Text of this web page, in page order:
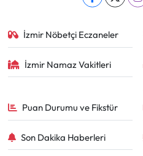
İzmir Nöbetçi Eczaneler
İzmir Namaz Vakitleri
Puan Durumu ve Fikstür
Son Dakika Haberleri